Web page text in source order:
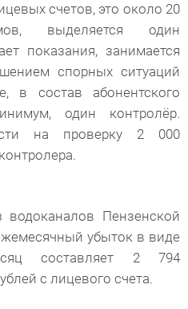
счетов, это около 20
выделяется один
показания, занимается
спорных ситуаций
в состав абонентского
один контролёр.
на проверку 2 000
водоканалов Пензенской
убыток в виде
составляет 2 794
с лицевого счета.